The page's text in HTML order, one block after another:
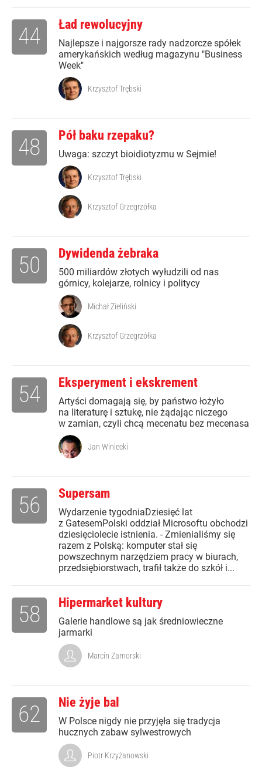
Ład rewolucyjny
Najlepsze i najgorsze rady nadzorcze spółek
amerykańskich według magazynu "Business
Week"
44
Krzysztof Trębski
Pół baku rzepaku?
Uwaga: szczyt bioidiotyzmu w Sejmie!
48
Krzysztof Trębski
Krzysztof Grzegrzółka
Dywidenda żebraka
500 miliardów złotych wyłudzili od nas
górnicy, kolejarze, rolnicy i politycy
50
Michał Zieliński
Krzysztof Grzegrzółka
Eksperyment i ekskrement
Artyści domagają się, by państwo łożyło
na literaturę i sztukę, nie żądając niczego
w zamian, czyli chcą mecenatu bez mecenasa
54
Jan Winiecki
Supersam
Wydarzenie tygodniaDziesięć lat
z GatesemPolski oddział Microsoftu obchodzi
dziesięciolecie istnienia. - Zmienialiśmy się
razem z Polską: komputer stał się
powszechnym narzędziem pracy w biurach,
przedsiębiorstwach, trafił także do szkół i...
56
Hipermarket kultury
Galerie handlowe są jak średniowieczne
jarmarki
58
Marcin Zamorski
Nie żyje bal
W Polsce nigdy nie przyjęła się tradycja
hucznych zabaw sylwestrowych
62
Piotr Krzyżanowski